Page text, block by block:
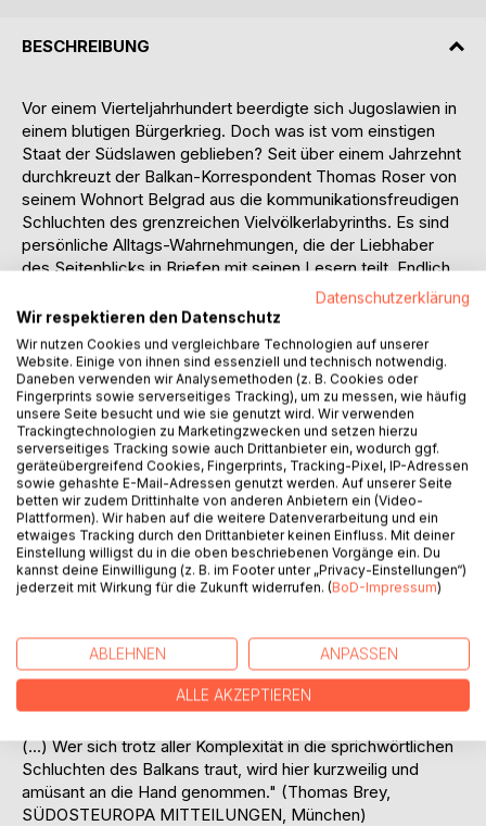
BESCHREIBUNG
Vor einem Vierteljahrhundert beerdigte sich Jugoslawien in
einem blutigen Bürgerkrieg. Doch was ist vom einstigen
Staat der Südslawen geblieben? Seit über einem Jahrzehnt
durchkreuzt der Balkan-Korrespondent Thomas Roser von
seinem Wohnort Belgrad aus die kommunikationsfreudigen
Schluchten des grenzreichen Vielvölkerlabyrinths. Es sind
persönliche Alltags-Wahrnehmungen, die der Liebhaber
des Seitenblicks in Briefen mit seinen Lesern teilt. Endlich
liegen die begehrten Depeschen des rastlosen
"Balkanspions" nun in einer aktualisierten Neuauflage vor.
PRESSESTIMMEN:
"Der Autor gibt seinen Lesern auf sehr amüsante Weise
einen Einblick in die alltäglichen Sorgen, Nöte und auch
Freuden der Menschen. Er redet mit Richtern und Gaunern,
Würdenträgern und Wichtigtuern, vor allem aber mit
normalen Menschen, die sich eher schlecht als recht
durchs Leben schlagen müssen. (...) Die Geschichten sind
kleine, sehr genau beobachtete Einblicke, von Roser
liebevoll zu Papier gebracht." (Knut Krohn, STUTTGARTER
ZEITUNG)
"Der Autor Thomas Roser ist einer der wenigen noch
verbliebenen deutschen Korrespondenten auf dem
westlichen Balkan. (...) Ziel der "Depeschen" ist die
Ausleuchtung von allerlei Merkwürdigkeiten, die
(...) Wer sich trotz aller Komplexität in die sprichwörtlichen
Schluchten des Balkans traut, wird hier kurzweilig und
amüsant an die Hand genommen." (Thomas Brey,
SÜDOSTEUROPA MITTEILUNGEN, München)
Datenschutzerklärung
Wir respektieren den Datenschutz
Wir nutzen Cookies und vergleichbare Technologien auf unserer
Website. Einige von ihnen sind essenziell und technisch notwendig.
Daneben verwenden wir Analysemethoden (z. B. Cookies oder
Fingerprints sowie serverseitiges Tracking), um zu messen, wie häufig
unsere Seite besucht und wie sie genutzt wird. Wir verwenden
Trackingtechnologien zu Marketingzwecken und setzen hierzu
serverseitiges Tracking sowie auch Drittanbieter ein, wodurch ggf.
geräteübergreifend Cookies, Fingerprints, Tracking-Pixel, IP-Adressen
sowie gehashte E-Mail-Adressen genutzt werden. Auf unserer Seite
betten wir zudem Drittinhalte von anderen Anbietern ein (Video-
Plattformen). Wir haben auf die weitere Datenverarbeitung und ein
etwaiges Tracking durch den Drittanbieter keinen Einfluss. Mit deiner
Einstellung willigst du in die oben beschriebenen Vorgänge ein. Du
kannst deine Einwilligung (z. B. im Footer unter „Privacy-Einstellungen“)
jederzeit mit Wirkung für die Zukunft widerrufen. (BoD-Impressum)
ABLEHNEN ANPASSEN
ALLE AKZEPTIEREN